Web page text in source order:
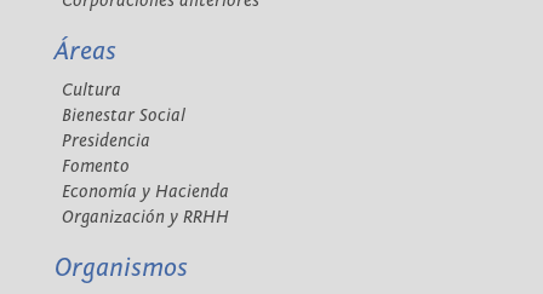
Áreas
Cultura
Bienestar Social
Presidencia
Fomento
Economía y Hacienda
Organización y RRHH
Organismos